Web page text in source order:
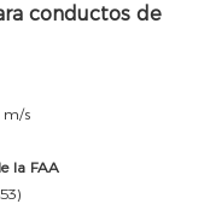
conductos de
m/s
la FAA